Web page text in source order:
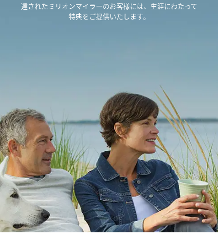
達されたミリオンマイラーのお客様には、生涯にわたって
特典をご提供いたします。